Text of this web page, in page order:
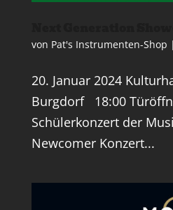
von Pat's Instrumenten-Shop |
20. Januar 2024
Burgdorf 18:00
Schülerkonzert der
Newcomer Konzert...